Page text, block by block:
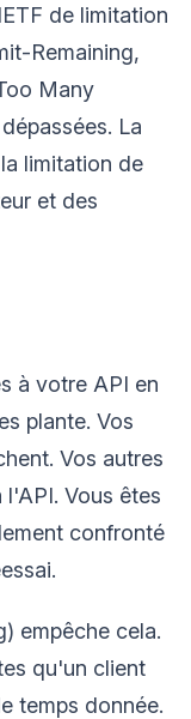
de limitation
Remaining,
Many
La
limitation de
et des
à votre API en
plante. Vos
Vos autres
Vous êtes
confronté
empêche cela.
qu'un client
temps donnée.